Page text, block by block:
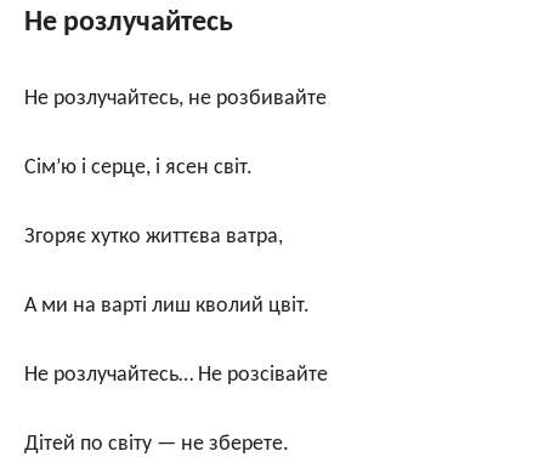
Не розлучайтесь
Не розлучайтесь, не розбивайте
Сім’ю і серце, і ясен світ.
Згоряє хутко життєва ватра,
А ми на варті лиш кволий цвіт.
Не розлучайтесь… Не розсівайте
Дітей по світу — не зберете.